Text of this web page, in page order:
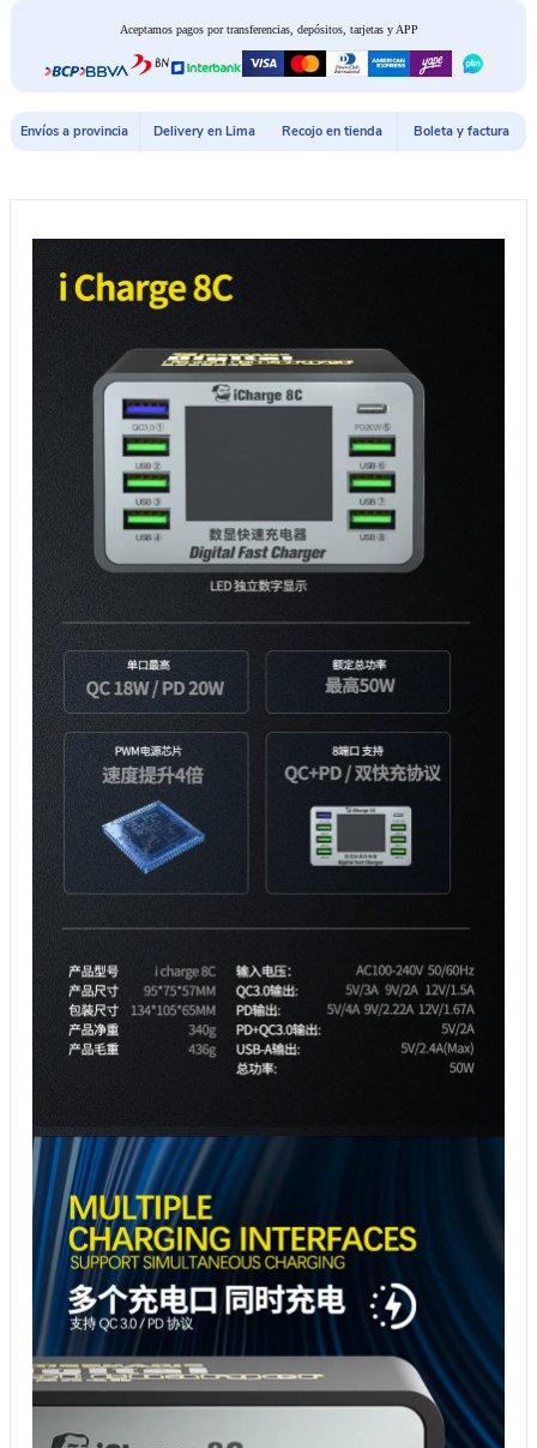
MECHANIC
cantidad
Aceptamos pagos por transferencias, depósitos, tarjetas y APP
Envíos a provincia Delivery en Lima Recojo en tienda Boleta y factura